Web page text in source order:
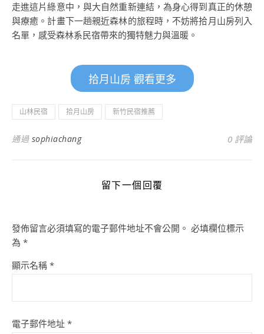
走進這片綠意中，與大自然重新連結，為身心得到真正的休憩
與療癒。計畫下一趟親近森林的旅程時，不妨將拾月山房列入
名單，感受森林系民宿帶來的獨特魅力與溫暖。
拾月山房 觀看更多
山林民宿 拾月山房 新竹民宿推薦
通過 sophiachang 0 評論
留下一個回覆
發佈留言必須填寫的電子郵件地址不會公開。 必填欄位標示
為 *
顯示名稱 *
電子郵件地址 *